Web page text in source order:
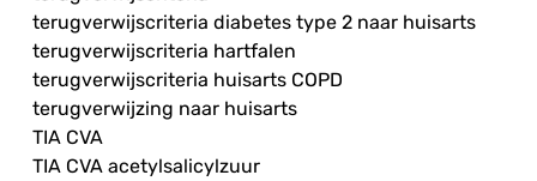
terugverwijscriteria diabetes type 2 naar huisarts
terugverwijscriteria hartfalen
terugverwijscriteria huisarts COPD
terugverwijzing naar huisarts
TIA CVA
TIA CVA acetylsalicylzuur